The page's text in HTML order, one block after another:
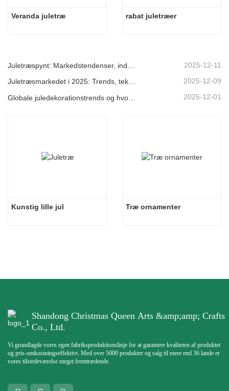
Veranda juletræ rabat juletræer
2025-12-11
Juletræsmarkedet i 2025: Trends, teknologier og indkøbsguide til B2B-købere 2025-12-09
2025-12-01
Kunstig lille jul Træ ornamenter
Shandong Christmas Queen Arts &amp;amp; Crafts
Co., Ltd.
Vi grundlagde vores egen fabriksproduktionslinje for at garantere kvaliteten af ​​produktet
og pris-omkostningseffektivt. Med over 5000 produkter og salg til mere end 36 lande er
vores tilstedeværelse meget fremtrædende.